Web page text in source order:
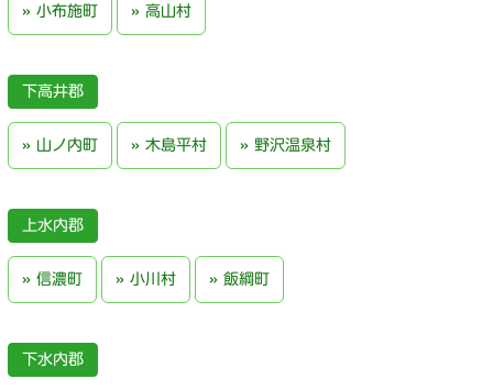
小布施町 高山村
下高井郡
山ノ内町 木島平村 野沢温泉村
上水内郡
信濃町 小川村 飯綱町
下水内郡